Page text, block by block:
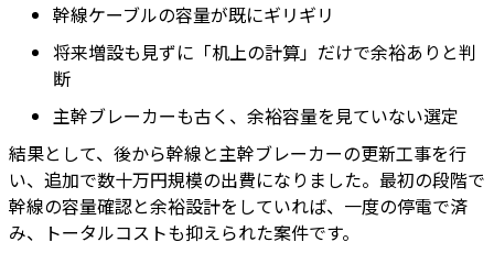
幹線ケーブルの容量が既にギリギリ
将来増設も見ずに「机上の計算」だけで余裕ありと判
断
主幹ブレーカーも古く、余裕容量を見ていない選定
結果として、後から幹線と主幹ブレーカーの更新工事を行
い、追加で数十万円規模の出費になりました。最初の段階で
幹線の容量確認と余裕設計をしていれば、一度の停電で済
み、トータルコストも抑えられた案件です。